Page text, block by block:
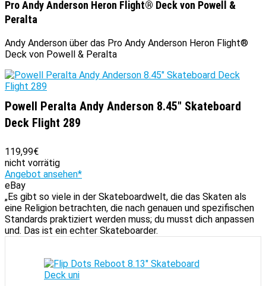
Pro Andy Anderson Heron Flight® Deck von Powell &
Peralta
Andy Anderson über das Pro Andy Anderson Heron Flight®
Deck von Powell & Peralta
Powell Peralta Andy Anderson 8.45" Skateboard
Deck Flight 289
119,99€
nicht vorrätig
Angebot ansehen*
eBay
„Es gibt so viele in der Skateboardwelt, die das Skaten als
eine Religion betrachten, die nach genauen und spezifischen
Standards praktiziert werden muss; du musst dich anpassen
und. Das ist ein echter Skateboarder.